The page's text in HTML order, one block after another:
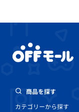
商品を探す
カテゴリーから探す